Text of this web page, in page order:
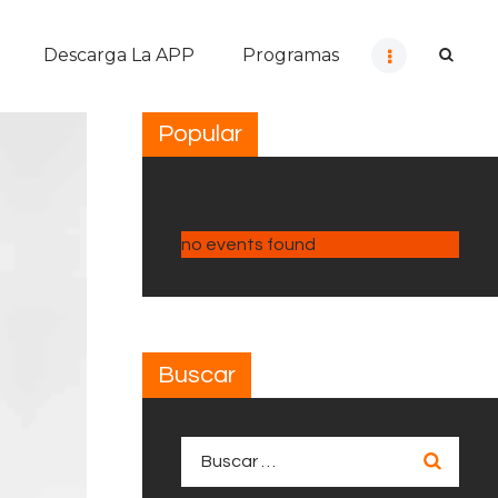
Descarga La APP Programas
Popular
no events found
Buscar